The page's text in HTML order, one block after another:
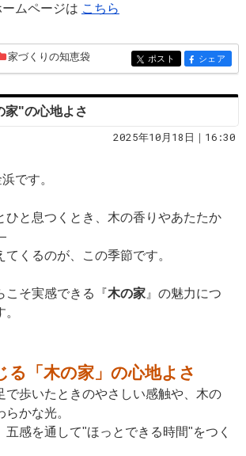
ムページは こちら
家づくりの知恵袋 entry258
ポスト entry258
シェア
家"の心地よさ
2025年10月18日｜16:30
です。
ひと息つくとき、木の香りやあたたか
くるのが、この季節です。
こそ実感できる『木の家』の魅力につ
る「木の家」の心地よさ
で歩いたときのやさしい感触や、木の
かな光。
五感を通して"ほっとできる時間"をつく